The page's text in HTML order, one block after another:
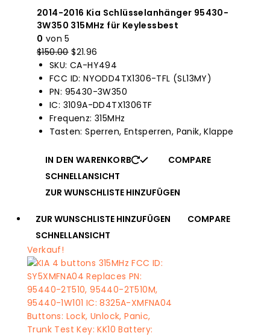
2014-2016 Kia Schlüsselanhänger 95430-
3W350 315MHz für Keylessbest
0 von 5
$150.00 Der
Originalpreis
war:
$150.00.
$21.96
aktuelle
Preis
ist:
$21.96.
SKU: CA-HY494
FCC ID: NYODD4TX1306-TFL (SL13MY)
PN: 95430-3W350
IC: 3109A-DD4TX1306TF
Frequenz: 315MHz
Tasten: Sperren, Entsperren, Panik, Klappe
IN DEN WARENKORB
COMPARE
SCHNELLANSICHT
ZUR WUNSCHLISTE HINZUFÜGEN
ZUR WUNSCHLISTE HINZUFÜGEN
COMPARE
SCHNELLANSICHT
Verkauf!